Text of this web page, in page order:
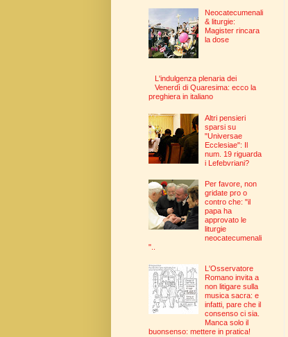
Neocatecumenali
& liturgie:
Magister rincara
la dose
L'indulgenza plenaria dei
Venerdì di Quaresima: ecco la
preghiera in italiano
Altri pensieri
sparsi su
"Universae
Ecclesiae": Il
num. 19 riguarda
i Lefebvriani?
Per favore, non
gridate pro o
contro che: "il
papa ha
approvato le
liturgie
neocatecumenali
"..
L'Osservatore
Romano invita a
non litigare sulla
musica sacra: e
infatti, pare che il
consenso ci sia.
Manca solo il
buonsenso: mettere in pratica!